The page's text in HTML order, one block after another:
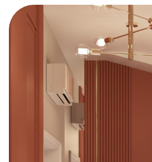
Тверская
ул. Мылый Гнездниковский
переулок, д. 12. Вход в арку